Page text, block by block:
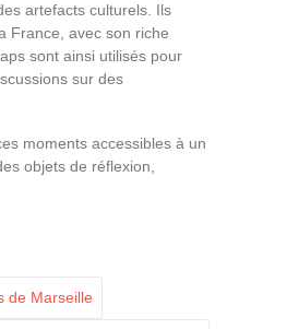
artefacts culturels. Ils
France, avec son riche
sont ainsi utilisés pour
sur des
moments accessibles à un
objets de réflexion,
de Marseille